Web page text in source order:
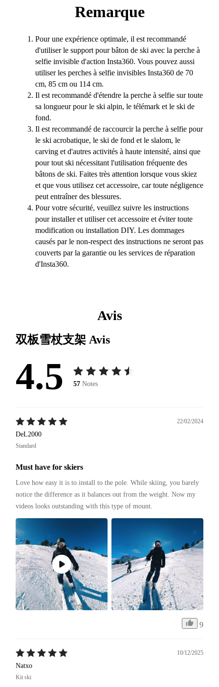
Remarque
Pour une expérience optimale, il est recommandé
d'utiliser le support pour bâton de ski avec la perche à
selfie invisible d'action Insta360. Vous pouvez aussi
utiliser les perches à selfie invisibles Insta360 de 70
cm, 85 cm ou 114 cm.
Il est recommandé d'étendre la perche à selfie sur toute
sa longueur pour le ski alpin, le télémark et le ski de
fond.
Il est recommandé de raccourcir la perche à selfie pour
le ski acrobatique, le ski de fond et le slalom, le
carving et d'autres activités à haute intensité, ainsi que
pour tout ski nécessitant l'utilisation fréquente des
bâtons de ski. Faites très attention lorsque vous skiez
et que vous utilisez cet accessoire, car toute négligence
peut entraîner des blessures.
Pour votre sécurité, veuillez suivre les instructions
pour installer et utiliser cet accessoire et éviter toute
modification ou installation DIY. Les dommages
causés par le non-respect des instructions ne seront pas
couverts par la garantie ou les services de réparation
d'Insta360.
Avis
双板雪杖支架 Avis
4.5 57 Notes
22/02/2024
DeL2000
Standard
Must have for skiers
Love how easy it is to install to the pole. While skiing, you barely
notice the difference as it balances out from the weight. Now my
videos looks outstanding with this type of mount.
9
10/12/2025
Natxo
Kit ski